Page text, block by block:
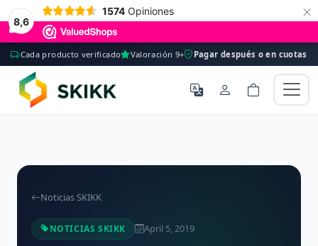
8,6
1574 Opiniones ×
Cada producto verificado Valoración 9+ Pagar después o en cuotas
Noticias SKIKK
NOTICIAS SKIKK April 5, 2019